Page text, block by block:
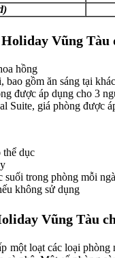
Vũng Tàu
hồng
gồm ăn sáng tại
được áp dụng cho 3
giá phòng được
thể dục
suối trong phòng mỗi
không sử dụng
Vũng Tàu
loạt các loại